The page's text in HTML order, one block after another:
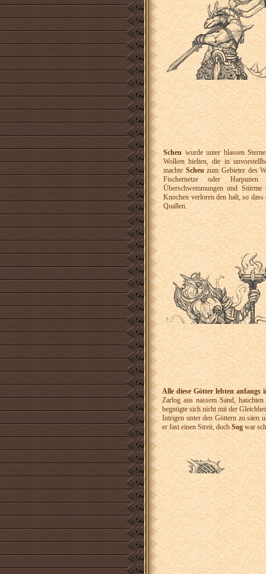
Scheuwurde unter blassen
Wolken hielten, die in
machteScheuzum Gebieter des
Fischernetze oder
Überschwemmungen und
Knochen verloren den halt, so
Quallen.
Alle diese Götter lebten anfangs
Zarlog aus nassem Sand,
begnügte sich nicht mit der
Intrigen unter den Göttern zu säen
er fast einen Streit, dochSogwar